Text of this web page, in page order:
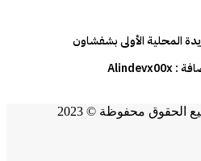
المحلية الأولى بشفشاون
:
Alindevx00x
الحقوق محفوظة © 2023